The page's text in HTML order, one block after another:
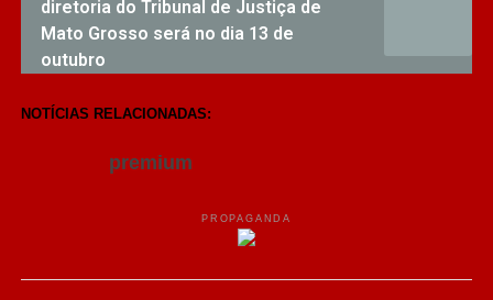
diretoria do Tribunal de Justiça de
Mato Grosso será no dia 13 de
outubro
NOTÍCIAS RELACIONADAS:
premium
PROPAGANDA